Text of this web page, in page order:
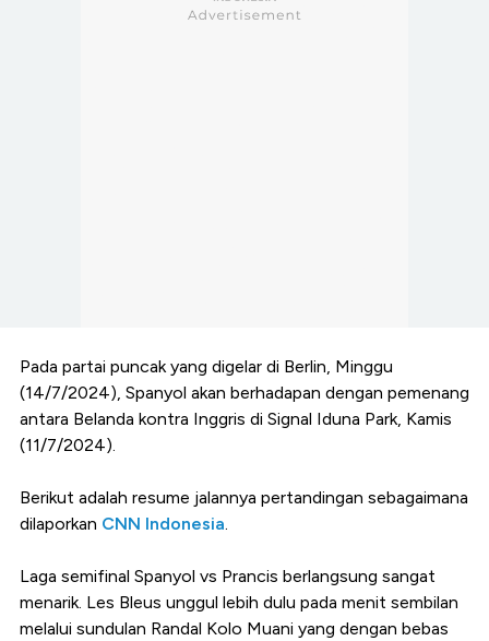
Pada partai puncak yang digelar di Berlin, Minggu
(14/7/2024), Spanyol akan berhadapan dengan pemenang
antara Belanda kontra Inggris di Signal Iduna Park, Kamis
(11/7/2024).
Berikut adalah resume jalannya pertandingan sebagaimana
dilaporkan CNN Indonesia.
Laga semifinal Spanyol vs Prancis berlangsung sangat
menarik. Les Bleus unggul lebih dulu pada menit sembilan
melalui sundulan Randal Kolo Muani yang dengan bebas